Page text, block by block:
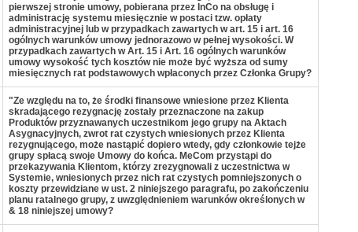
pierwszej stronie umowy, pobierana przez InCo na obsługę i
administrację systemu miesięcznie w postaci tzw. opłaty
administracyjnej lub w przypadkach zawartych w art. 15 i art. 16
ogólnych warunków umowy jednorazowo w pełnej wysokości. W
przypadkach zawartych w Art. 15 i Art. 16 ogólnych warunków
umowy wysokość tych kosztów nie może być wyższa od sumy
miesięcznych rat podstawowych wpłaconych przez Członka Grupy?
"Ze względu na to, że środki finansowe wniesione przez Klienta
skradającego rezygnację zostały przeznaczone na zakup
Produktów przyznawanych uczestnikom jego grupy na Aktach
Asygnacyjnych, zwrot rat czystych wniesionych przez Klienta
rezygnującego, może nastąpić dopiero wtedy, gdy członkowie tejże
grupy spłacą swoje Umowy do końca. MeCom przystąpi do
przekazywania Klientom, którzy zrezygnowali z uczestnictwa w
Systemie, wniesionych przez nich rat czystych pomniejszonych o
koszty przewidziane w ust. 2 niniejszego paragrafu, po zakończeniu
planu ratalnego grupy, z uwzględnieniem warunków określonych w
& 18 niniejszej umowy?